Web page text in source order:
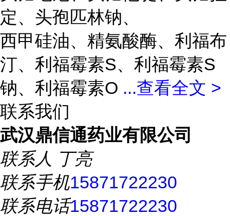
定、头孢匹林钠、
西甲硅油、精氨酸酶、利福布
汀、利福霉素S、利福霉素S
钠、利福霉素O ...查看全文 >
联系我们
武汉鼎信通药业有限公司
联系人 丁亮
联系手机15871722230
联系电话15871722230